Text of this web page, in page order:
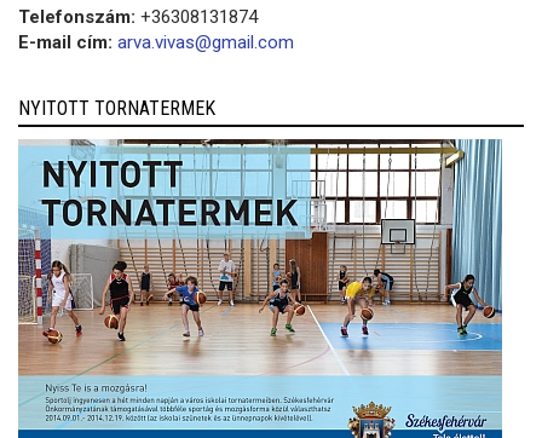
Telefonszám: +36308131874
E-mail cím: arva.vivas@gmail.com
NYITOTT TORNATERMEK